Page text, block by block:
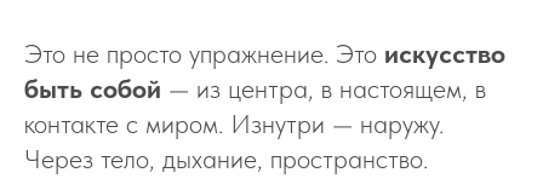
Это не просто упражнение. Это искусство
быть собой — из центра, в настоящем, в
контакте с миром. Изнутри — наружу.
Через тело, дыхание, пространство.